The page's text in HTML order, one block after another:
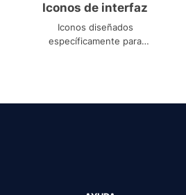
Iconos de interfaz
Iconos diseñados
específicamente para